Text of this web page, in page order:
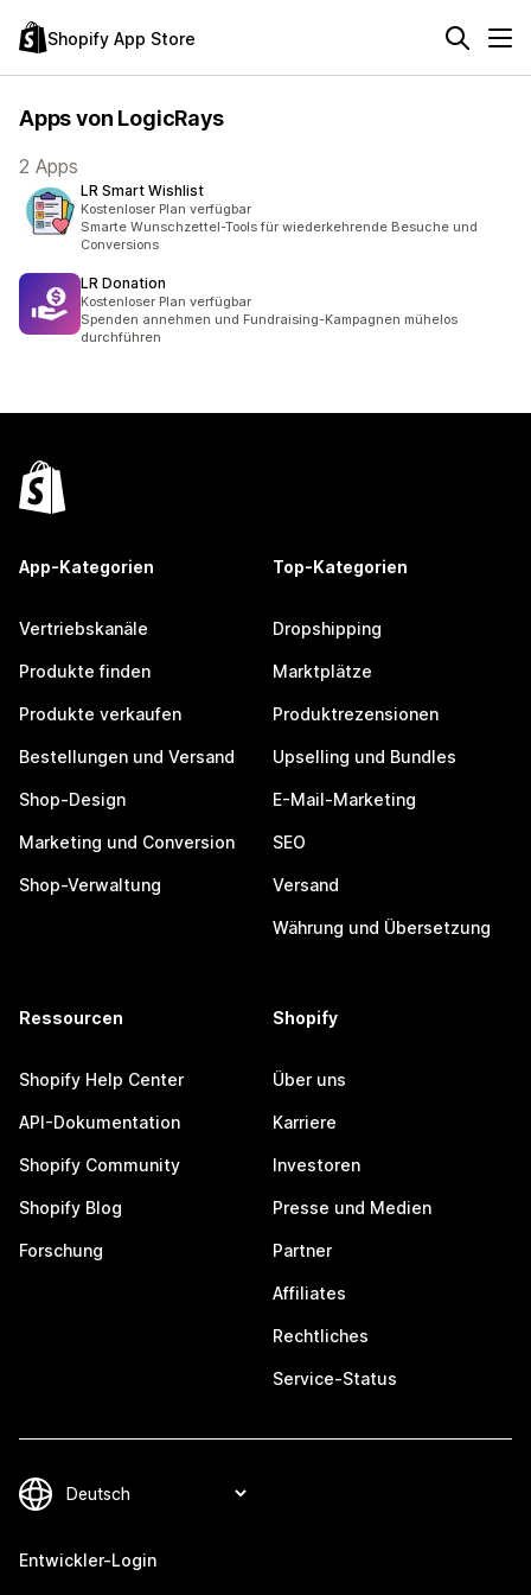
Shopify App Store
Apps von LogicRays
2 Apps
LR Smart Wishlist
Kostenloser Plan verfügbar
Smarte Wunschzettel-Tools für wiederkehrende Besuche und
Conversions
LR Donation
Kostenloser Plan verfügbar
Spenden annehmen und Fundraising-Kampagnen mühelos
durchführen
App-Kategorien
Vertriebskanäle
Produkte finden
Produkte verkaufen
Bestellungen und Versand
Shop-Design
Marketing und Conversion
Shop-Verwaltung
Top-Kategorien
Dropshipping
Marktplätze
Produktrezensionen
Upselling und Bundles
E-Mail-Marketing
SEO
Versand
Währung und Übersetzung
Ressourcen
Shopify Help Center
API-Dokumentation
Shopify Community
Shopify Blog
Forschung
Shopify
Über uns
Karriere
Investoren
Presse und Medien
Partner
Affiliates
Rechtliches
Service-Status
Entwickler-Login